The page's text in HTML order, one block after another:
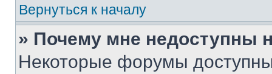
Вернуться к началу
» Почему мне недоступны
Некоторые форумы